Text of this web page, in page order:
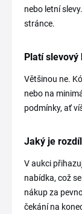
nebo letní
stránce.
Platí slevový
Většinou ne.
nebo na
podmínky, ať
Jaký je
V aukci
nabídka, což
nákup za
čekání na